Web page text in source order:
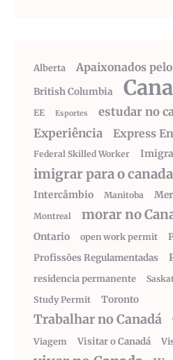
Alberta Apaixonados
British Columbia
EE
Esportes estudar no
Experiência Express
Federal Skilled Worker
imigrar para o canada
Intercâmbio Manitoba
Montreal morar no
Ontario open work permit
Profissões Regulamentadas
residencia permanente
Study Permit Toronto
Trabalhar no Canadá
Viagem Visitar o Canadá